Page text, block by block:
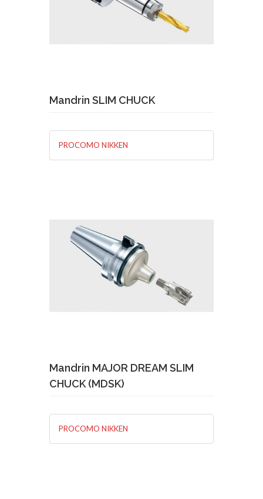
Demande de devis
Mandrin SLIM CHUCK
PROCOMO NIKKEN
Demande de devis
Mandrin MAJOR DREAM SLIM
CHUCK (MDSK)
PROCOMO NIKKEN